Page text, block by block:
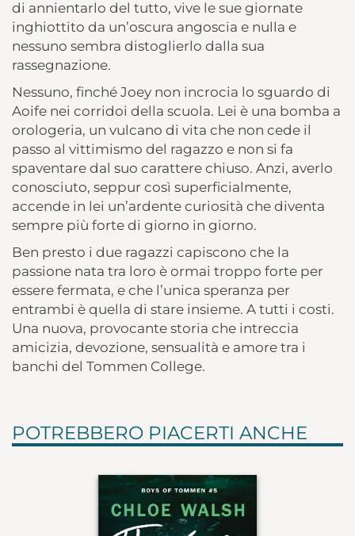
di annientarlo del tutto, vive le sue giornate
inghiottito da un’oscura angoscia e nulla e
nessuno sembra distoglierlo dalla sua
rassegnazione.
Nessuno, finché Joey non incrocia lo sguardo di
Aoife nei corridoi della scuola. Lei è una bomba a
orologeria, un vulcano di vita che non cede il
passo al vittimismo del ragazzo e non si fa
spaventare dal suo carattere chiuso. Anzi, averlo
conosciuto, seppur così superficialmente,
accende in lei un’ardente curiosità che diventa
sempre più forte di giorno in giorno.
Ben presto i due ragazzi capiscono che la
passione nata tra loro è ormai troppo forte per
essere fermata, e che l’unica speranza per
entrambi è quella di stare insieme. A tutti i costi.
Una nuova, provocante storia che intreccia
amicizia, devozione, sensualità e amore tra i
banchi del Tommen College.
POTREBBERO PIACERTI ANCHE